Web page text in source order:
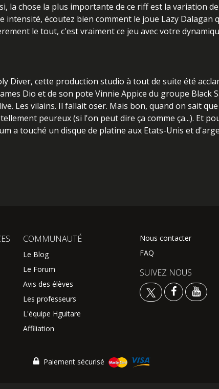
la chose la plus importante de ce riff est la variation de
intensité, écoutez bien comment le joue Lazy Dalagan
le tout, c'est vraiment ce jeu avec votre
Diver, cette production studio à tout de suite été
Dio et de son pote Vinnie Appice du groupe Black
Les vilains. Il fallait oser. Mais bon, quand on sait
peureux (si l'on peut dire ça comme ça...). Et
a touché un disque de platine aux Etats-Unis et
COMMUNAUTÉ
Le Blog
Le Forum
Avis des élèves
Les professeurs
L'équipe Hguitare
Affiliation
Nous contacter
FAQ
SUIVEZ NOUS
Paiement sécurisé